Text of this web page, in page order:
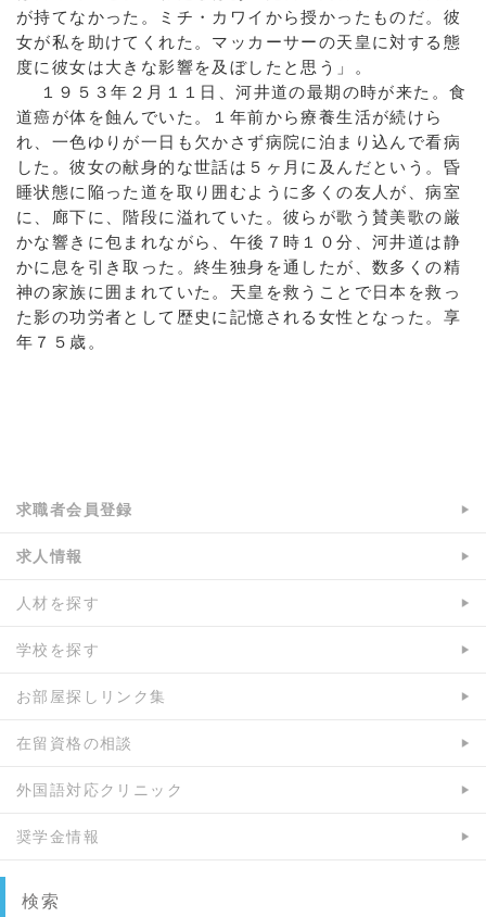
が持てなかった。ミチ・カワイから授かったものだ。彼
女が私を助けてくれた。マッカーサーの天皇に対する態
度に彼女は大きな影響を及ぼしたと思う」。
１９５３年２月１１日、河井道の最期の時が来た。食
道癌が体を蝕んでいた。１年前から療養生活が続けら
れ、一色ゆりが一日も欠かさず病院に泊まり込んで看病
した。彼女の献身的な世話は５ヶ月に及んだという。昏
睡状態に陥った道を取り囲むように多くの友人が、病室
に、廊下に、階段に溢れていた。彼らが歌う賛美歌の厳
かな響きに包まれながら、午後７時１０分、河井道は静
かに息を引き取った。終生独身を通したが、数多くの精
神の家族に囲まれていた。天皇を救うことで日本を救っ
た影の功労者として歴史に記憶される女性となった。享
年７５歳。
求職者会員登録
求人情報
人材を探す
学校を探す
お部屋探しリンク集
在留資格の相談
外国語対応クリニック
奨学金情報
検索